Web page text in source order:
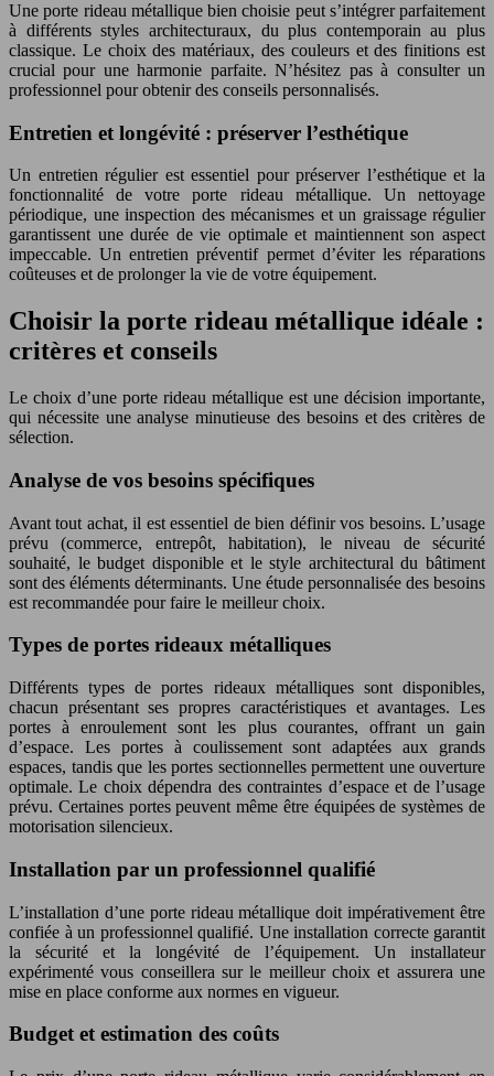
Une porte rideau métallique bien choisie peut s’intégrer parfaitement
à différents styles architecturaux, du plus contemporain au plus
classique. Le choix des matériaux, des couleurs et des finitions est
crucial pour une harmonie parfaite. N’hésitez pas à consulter un
professionnel pour obtenir des conseils personnalisés.
Entretien et longévité : préserver l’esthétique
Un entretien régulier est essentiel pour préserver l’esthétique et la
fonctionnalité de votre porte rideau métallique. Un nettoyage
périodique, une inspection des mécanismes et un graissage régulier
garantissent une durée de vie optimale et maintiennent son aspect
impeccable. Un entretien préventif permet d’éviter les réparations
coûteuses et de prolonger la vie de votre équipement.
Choisir la porte rideau métallique idéale :
critères et conseils
Le choix d’une porte rideau métallique est une décision importante,
qui nécessite une analyse minutieuse des besoins et des critères de
sélection.
Analyse de vos besoins spécifiques
Avant tout achat, il est essentiel de bien définir vos besoins. L’usage
prévu (commerce, entrepôt, habitation), le niveau de sécurité
souhaité, le budget disponible et le style architectural du bâtiment
sont des éléments déterminants. Une étude personnalisée des besoins
est recommandée pour faire le meilleur choix.
Types de portes rideaux métalliques
Différents types de portes rideaux métalliques sont disponibles,
chacun présentant ses propres caractéristiques et avantages. Les
portes à enroulement sont les plus courantes, offrant un gain
d’espace. Les portes à coulissement sont adaptées aux grands
espaces, tandis que les portes sectionnelles permettent une ouverture
optimale. Le choix dépendra des contraintes d’espace et de l’usage
prévu. Certaines portes peuvent même être équipées de systèmes de
motorisation silencieux.
Installation par un professionnel qualifié
L’installation d’une porte rideau métallique doit impérativement être
confiée à un professionnel qualifié. Une installation correcte garantit
la sécurité et la longévité de l’équipement. Un installateur
expérimenté vous conseillera sur le meilleur choix et assurera une
mise en place conforme aux normes en vigueur.
Budget et estimation des coûts